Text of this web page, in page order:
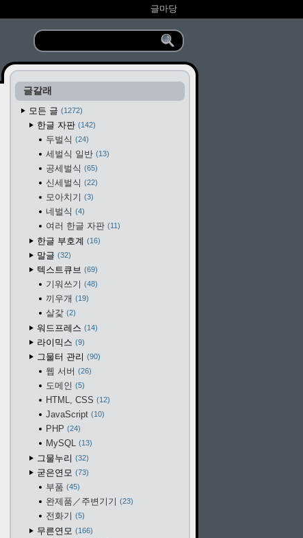
글마당
글갈래
모든 글
1272
한글 자판 142
두벌식 24
세벌식 일반 13
공세벌식 65
신세벌식 22
모아치기 3
네벌식 4
여러 한글 자판 11
한글 부호계 16
말글 32
텍스트큐브 69
기워쓰기 48
끼우개 19
살갗 2
워드프레스 14
라이믹스 9
그물터 관리 90
웹 서버 26
도메인 5
HTML, CSS 12
JavaScript 10
PHP 24
MySQL 13
그물누리 32
굳은연모 73
부품 45
완제품／주변기기 23
전화기 5
무른연모 166